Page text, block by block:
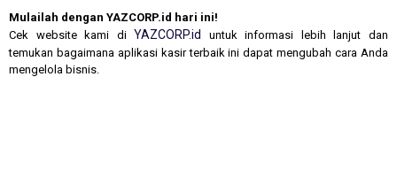
Mulailah dengan YAZCORP.id hari ini!
Cek website kami di YAZCORP.id
untuk informasi lebih lanjut dan
temukan bagaimana aplikasi kasir terbaik ini dapat mengubah cara Anda
mengelola bisnis.